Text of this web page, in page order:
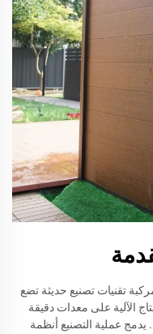
تقنيات تصنيع حديثة تضع
الآلية على معدات دقيقة
يدمج عملية التصنيع أنظمة